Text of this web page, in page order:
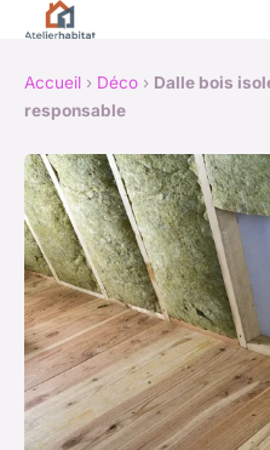
Accueil › Déco › Dalle bois
responsable